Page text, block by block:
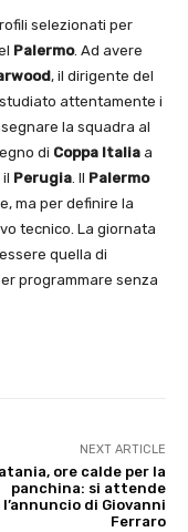
selezionati per
Palermo. Ad avere
, il dirigente del
attentamente i
la squadra al
di Coppa Italia a
Perugia. Il Palermo
ma per definire la
tecnico. La giornata
quella di
programmare senza
NEXT ARTICLE
ore calde per la
panchina: si attende
l’annuncio di Giovanni
Ferraro